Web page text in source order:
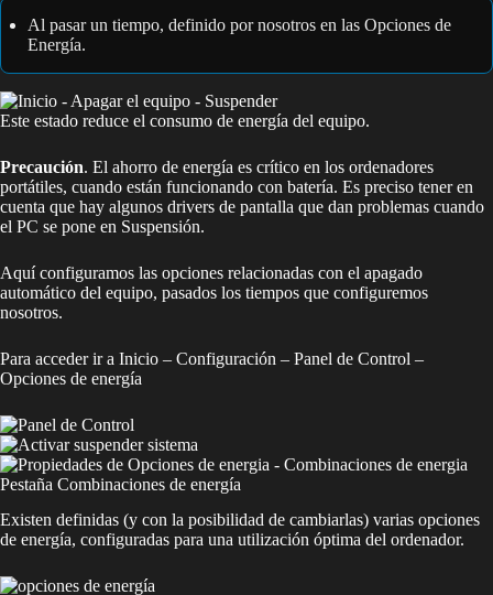
Al pasar un tiempo, definido por nosotros en las Opciones de
Energía.
Este estado reduce el consumo de energía del equipo.
Precaución. El ahorro de energía es crítico en los ordenadores
portátiles, cuando están funcionando con batería. Es preciso tener en
cuenta que hay algunos drivers de pantalla que dan problemas cuando
el PC se pone en Suspensión.
Aquí configuramos las opciones relacionadas con el apagado
automático del equipo, pasados los tiempos que configuremos
nosotros.
Para acceder ir a Inicio – Configuración – Panel de Control –
Opciones de energía
Pestaña Combinaciones de energía
Existen definidas (y con la posibilidad de cambiarlas) varias opciones
de energía, configuradas para una utilización óptima del ordenador.